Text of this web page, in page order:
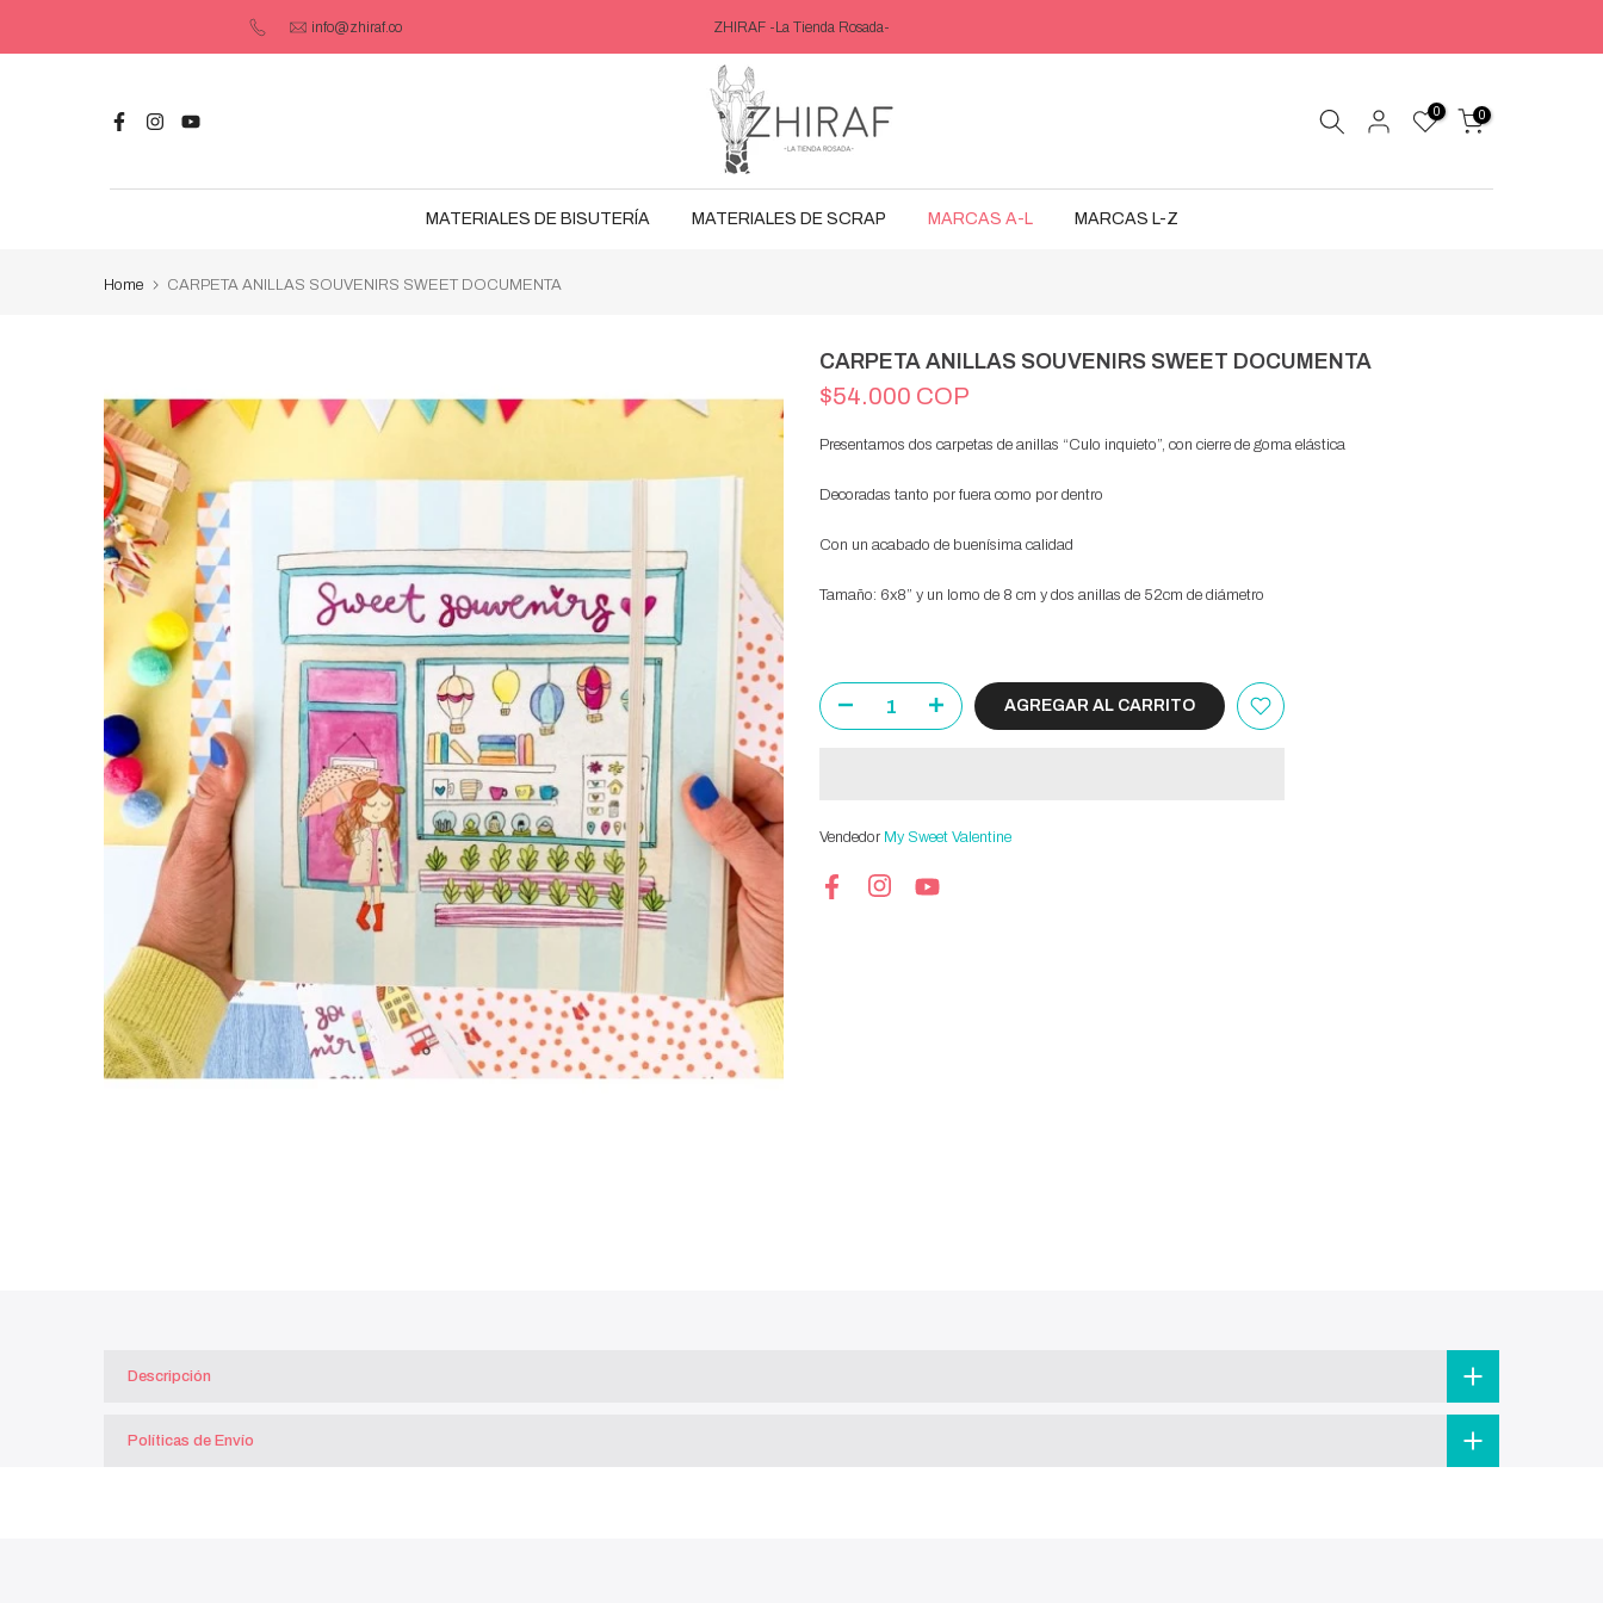
contenido
info@zhiraf.co ZHIRAF -La Tienda Rosada-
0 0
MATERIALES DE BISUTERÍA MATERIALES DE SCRAP MARCAS A-L MARCAS L-Z
Home CARPETA ANILLAS SOUVENIRS SWEET DOCUMENTA
CARPETA ANILLAS SOUVENIRS SWEET DOCUMENTA
$54.000 COP
Presentamos dos carpetas de anillas “Culo inquieto”, con cierre de goma elástica
Decoradas tanto por fuera como por dentro
Con un acabado de buenísima calidad
Tamaño: 6x8” y un lomo de 8 cm y dos anillas de 52cm de diámetro
AGREGAR AL CARRITO
Vendedor My Sweet Valentine
Descripción
Políticas de Envío